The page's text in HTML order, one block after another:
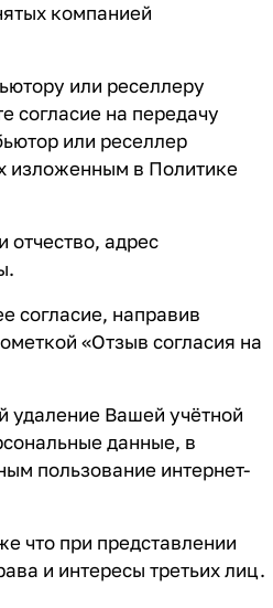
компанией
или реселлеру
согласие на передачу
или реселлер
изложенным в Политике
адрес
согласие, направив
«Отзыв согласия на
удаление Вашей учётной
данные, в
пользование интернет-
что при представлении
и интересы третьих лиц.